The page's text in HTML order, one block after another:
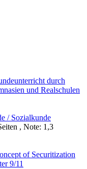
durch
und Realschulen
/ Sozialkunde
, Note: 1,3
of Securitization
9/11